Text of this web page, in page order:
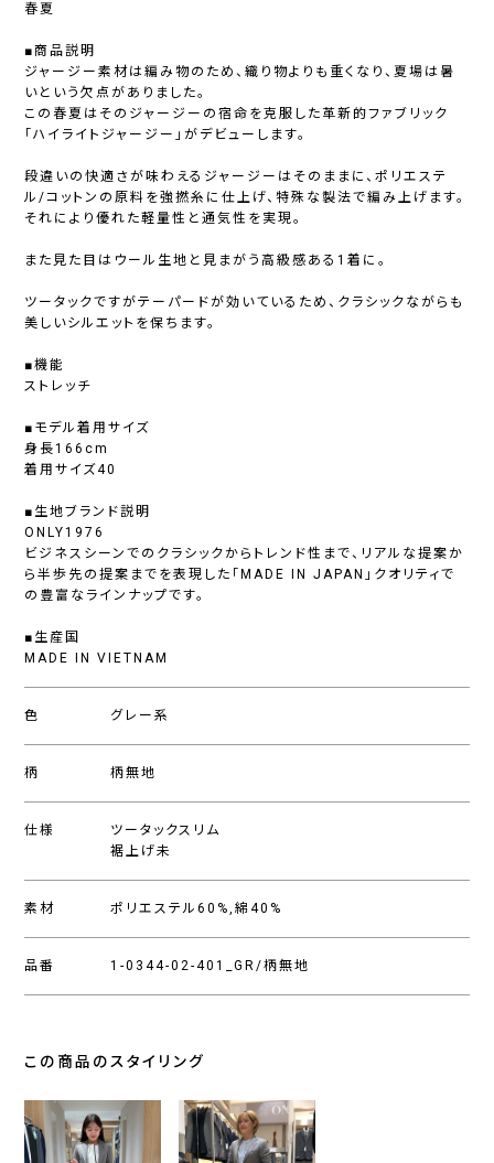
春夏
■商品説明
ジャージー素材は編み物のため、織り物よりも重くなり、夏場は暑
いという欠点がありました。
この春夏はそのジャージーの宿命を克服した革新的ファブリック
「ハイライトジャージー」がデビューします。
段違いの快適さが味わえるジャージーはそのままに、ポリエステ
ル/コットンの原料を強撚糸に仕上げ、特殊な製法で編み上げます。
それにより優れた軽量性と通気性を実現。
また見た目はウール生地と見まがう高級感ある1着に。
ツータックですがテーパードが効いているため、クラシックながらも
美しいシルエットを保ちます。
■機能
ストレッチ
■モデル着用サイズ
身長166cm
着用サイズ40
■生地ブランド説明
ONLY1976
ビジネスシーンでのクラシックからトレンド性まで、リアルな提案か
ら半歩先の提案までを表現した「MADE IN JAPAN」クオリティで
の豊富なラインナップです。
■生産国
MADE IN VIETNAM
色 グレー系
柄 柄無地
仕様
ツータックスリム
裾上げ未
素材 ポリエステル60%,綿40%
品番 1-0344-02-401_GR/柄無地
この商品のスタイリング